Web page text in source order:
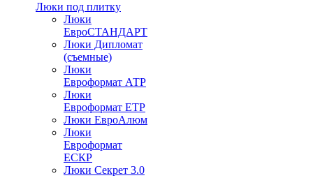
Люки под плитку
Люки
ЕвроСТАНДАРТ
Люки Дипломат
(съемные)
Люки
Евроформат АТР
Люки
Евроформат ЕТР
Люки ЕвроАлюм
Люки
Евроформат
ЕСКР
Люки Секрет 3.0